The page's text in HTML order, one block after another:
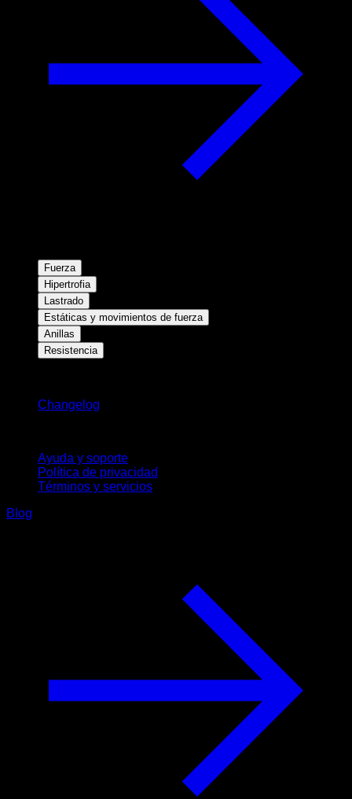
Fuerza
Hipertrofia
Lastrado
Estáticas y movimientos de fuerza
Anillas
Resistencia
Changelog
Ayuda y soporte
Política de privacidad
Términos y servicios
Blog